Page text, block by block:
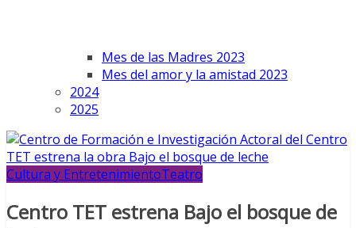
Mes de las Madres 2023
Mes del amor y la amistad 2023
2024
2025
Cultura y EntretenimientoTeatro
Centro TET estrena Bajo el bosque de